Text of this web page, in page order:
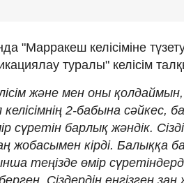
"Марракеш келісіміне
туралы" келісім
және мен оны қолдаймын,
2-бабына сәйкес,
сүретін барлық жәндік.
жобасымен кірді. Балыққа
теңізде өмір
Сіздердің енгізген